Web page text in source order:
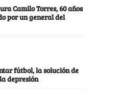
Camilo Torres, 60 años
por un general del
fútbol, la solución de
depresión